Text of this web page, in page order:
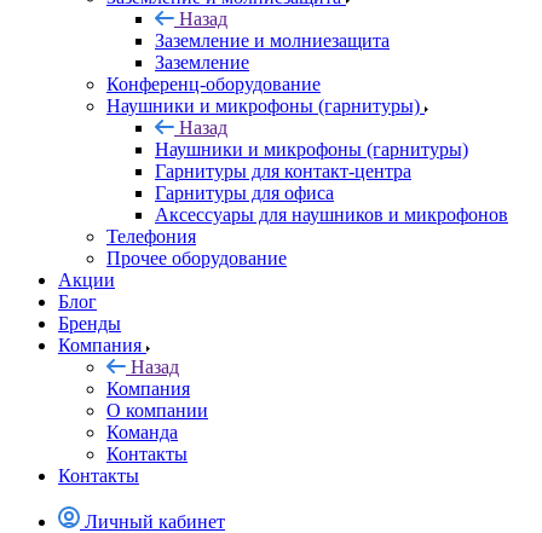
Назад
Заземление и молниезащита
Заземление
Конференц-оборудование
Наушники и микрофоны (гарнитуры)
Назад
Наушники и микрофоны (гарнитуры)
Гарнитуры для контакт-центра
Гарнитуры для офиса
Аксессуары для наушников и микрофонов
Телефония
Прочее оборудование
Акции
Блог
Бренды
Компания
Назад
Компания
О компании
Команда
Контакты
Контакты
Личный кабинет